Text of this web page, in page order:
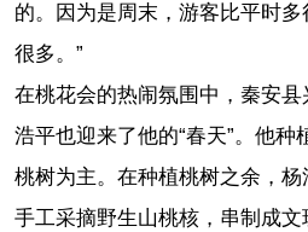
的。因为是周末，游客比平时
很多。”
在桃花会的热闹氛围中，秦安
浩平也迎来了他的“春天”。他种
桃树为主。在种植桃树之余，杨
手工采摘野生山桃核，串制成文